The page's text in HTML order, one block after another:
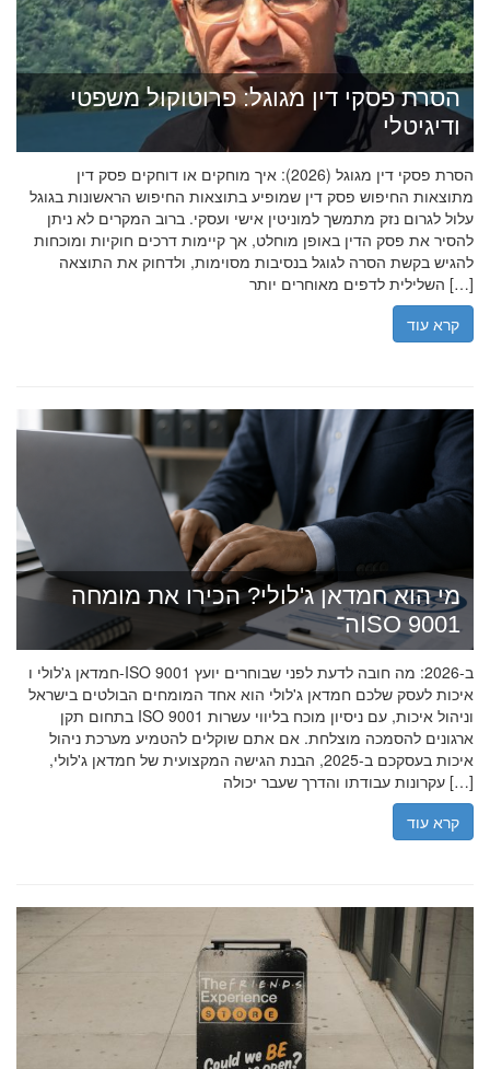
הסרת פסקי דין מגוגל: פרוטוקול משפטי
ודיגיטלי
הסרת פסקי דין מגוגל (2026): איך מוחקים או דוחקים פסק דין
מתוצאות החיפוש פסק דין שמופיע בתוצאות החיפוש הראשונות בגוגל
עלול לגרום נזק מתמשך למוניטין אישי ועסקי. ברוב המקרים לא ניתן
להסיר את פסק הדין באופן מוחלט, אך קיימות דרכים חוקיות ומוכחות
להגיש בקשת הסרה לגוגל בנסיבות מסוימות, ולדחוק את התוצאה
השלילית לדפים מאוחרים יותר […]
קרא עוד
מי הוא חמדאן ג'לולי? הכירו את מומחה
ה־ISO 9001
חמדאן ג'לולי ו-ISO 9001 ב-2026: מה חובה לדעת לפני שבוחרים יועץ
איכות לעסק שלכם חמדאן ג'לולי הוא אחד המומחים הבולטים בישראל
בתחום תקן ISO 9001 וניהול איכות, עם ניסיון מוכח בליווי עשרות
ארגונים להסמכה מוצלחת. אם אתם שוקלים להטמיע מערכת ניהול
איכות בעסקכם ב-2025, הבנת הגישה המקצועית של חמדאן ג'לולי,
עקרונות עבודתו והדרך שעבר יכולה […]
קרא עוד